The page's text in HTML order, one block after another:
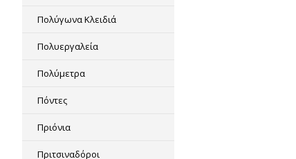
Πολύγωνα Κλειδιά
Πολυεργαλεία
Πολύμετρα
Πόντες
Πριόνια
Πριτσιναδόροι